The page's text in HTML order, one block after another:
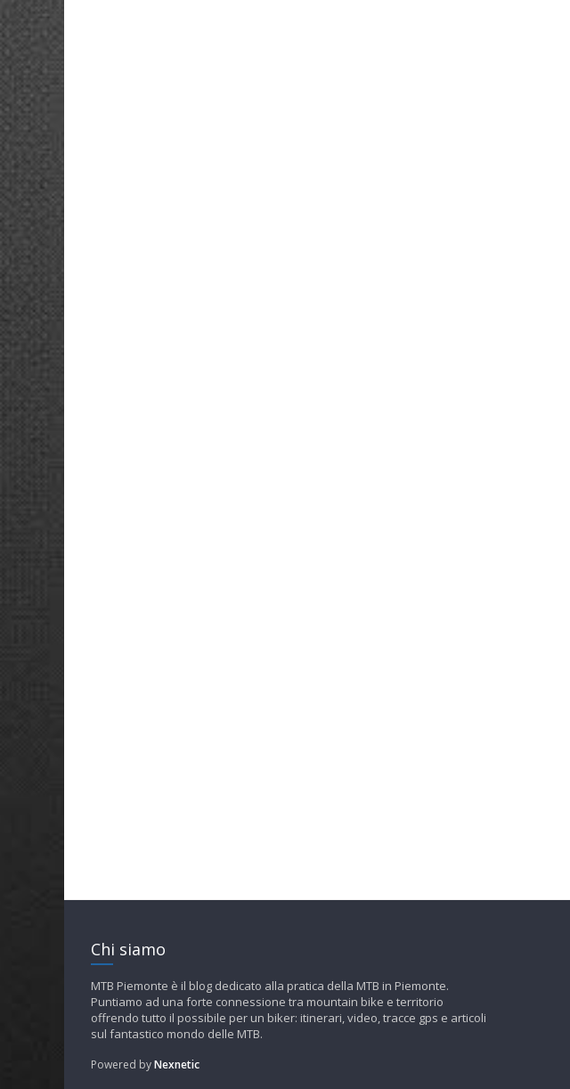
Chi siamo
MTB Piemonte è il blog dedicato alla pratica della MTB in Piemonte.
Puntiamo ad una forte connessione tra mountain bike e territorio
offrendo tutto il possibile per un biker: itinerari, video, tracce gps e articoli
sul fantastico mondo delle MTB.
Powered byNexnetic